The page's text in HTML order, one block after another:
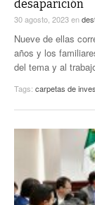
desaparición
30 agosto, 2023en
Nueve de ellas
años y los
del tema y al
Tags: carpetas de